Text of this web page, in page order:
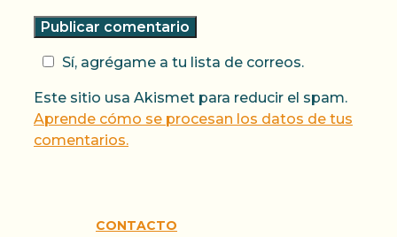
Sí, agrégame a tu lista de correos.
Este sitio usa Akismet para reducir el spam.
Aprende cómo se procesan los datos de tus
comentarios.
CONTACTO